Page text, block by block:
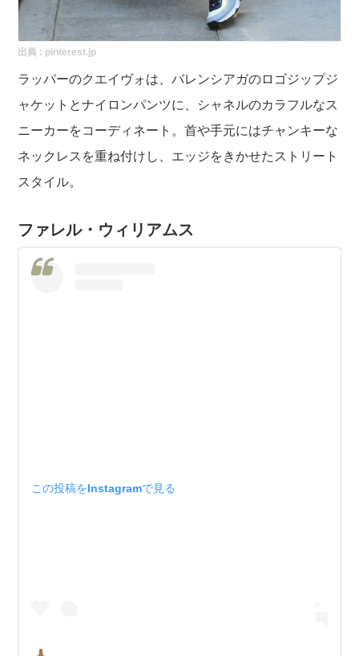
出典 : pinterest.jp
ラッパーのクエイヴォは、バレンシアガのロゴジップジ
ャケットとナイロンパンツに、シャネルのカラフルなス
ニーカーをコーディネート。首や手元にはチャンキーな
ネックレスを重ね付けし、エッジをきかせたストリート
スタイル。
ファレル・ウィリアムス
この投稿をInstagramで見る